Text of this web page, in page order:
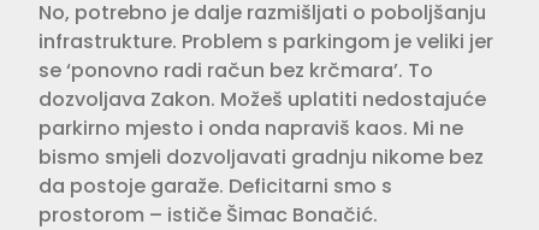
No, potrebno je dalje razmišljati o poboljšanju
infrastrukture. Problem s parkingom je veliki jer
se ‘ponovno radi račun bez krčmara’. To
dozvoljava Zakon. Možeš uplatiti nedostajuće
parkirno mjesto i onda napraviš kaos. Mi ne
bismo smjeli dozvoljavati gradnju nikome bez
da postoje garaže. Deficitarni smo s
prostorom – ističe Šimac Bonačić.